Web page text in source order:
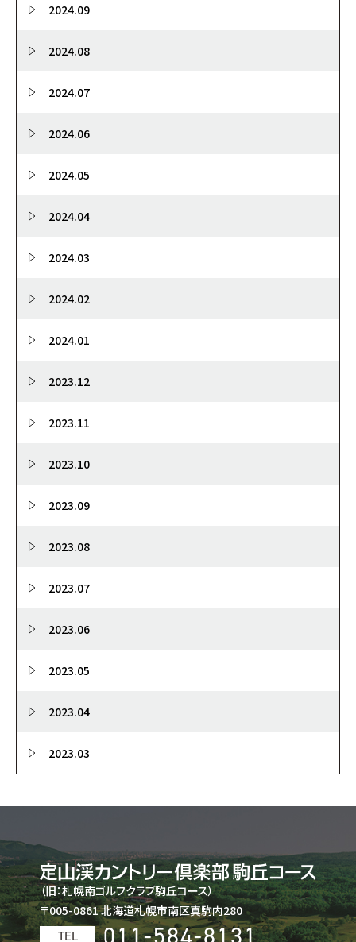
2024.09
2024.08
2024.07
2024.06
2024.05
2024.04
2024.03
2024.02
2024.01
2023.12
2023.11
2023.10
2023.09
2023.08
2023.07
2023.06
2023.05
2023.04
2023.03
（旧：札幌南ゴルフクラブ駒丘コース）
〒005-0861 北海道札幌市南区真駒内280
TEL